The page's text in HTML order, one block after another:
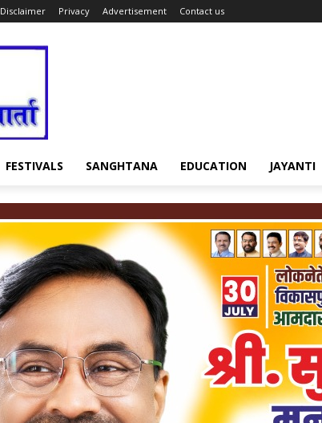
Disclaimer Privacy Advertisement Contact us
FESTIVALS SANGHTANA EDUCATION JAYANTI